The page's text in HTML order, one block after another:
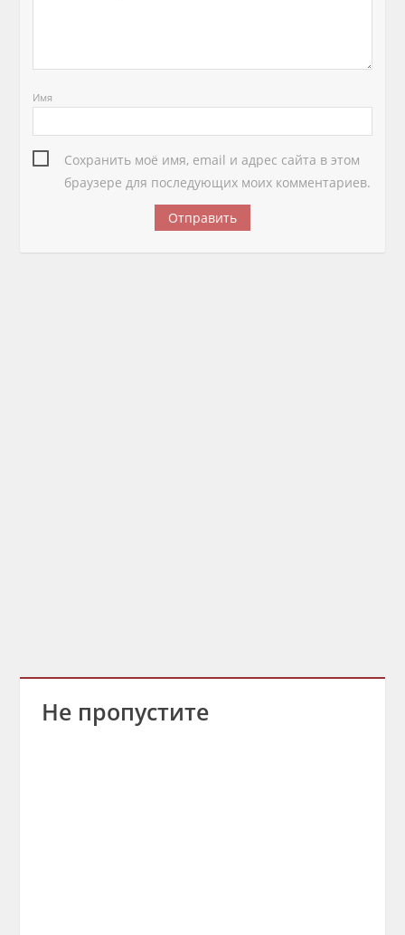
Имя
Сохранить моё имя, email и адрес сайта в этом
браузере для последующих моих комментариев.
Не пропустите